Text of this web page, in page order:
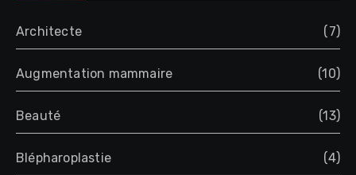
Architecte (7)
Augmentation mammaire (10)
Beauté (13)
Blépharoplastie (4)